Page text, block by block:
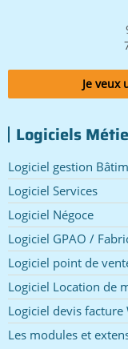
Je veux
Logiciels
Logiciel gestion
Logiciel Services
Logiciel Négoce
Logiciel GPAO /
Logiciel point de
Logiciel Location de
Logiciel devis facture
Les modules et